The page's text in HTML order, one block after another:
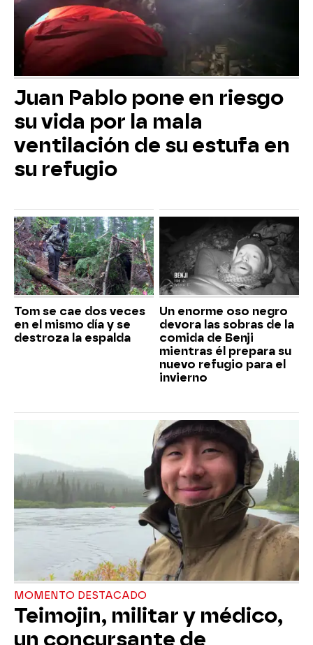
Juan Pablo pone en riesgo
su vida por la mala
ventilación de su estufa en
su refugio
Tom se cae dos veces
en el mismo día y se
destroza la espalda
Un enorme oso negro
devora las sobras de la
comida de Benji
mientras él prepara su
nuevo refugio para el
invierno
MOMENTO DESTACADO
Teimojin, militar y médico,
un concursante de